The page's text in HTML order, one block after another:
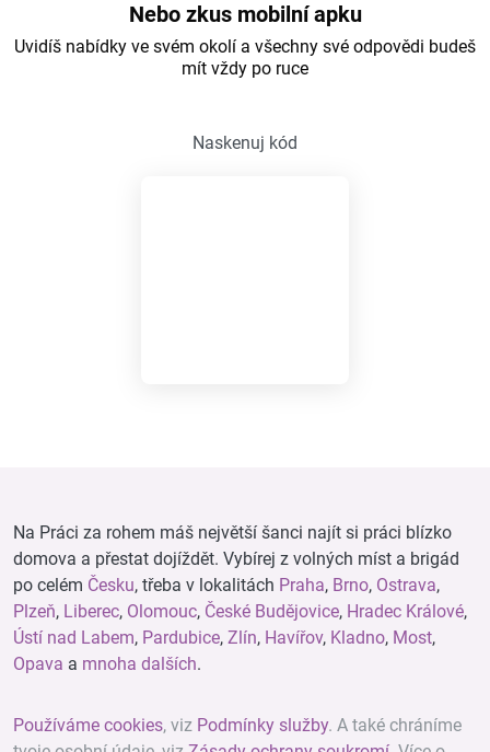
Nebo zkus mobilní apku
Uvidíš nabídky ve svém okolí a všechny své odpovědi budeš
mít vždy po ruce
Naskenuj kód
Na Práci za rohem máš největší šanci najít si práci blízko
domova a přestat dojíždět. Vybírej z volných míst a brigád
po celém Česku, třeba v lokalitách Praha, Brno, Ostrava,
Plzeň, Liberec, Olomouc, České Budějovice, Hradec Králové,
Ústí nad Labem, Pardubice, Zlín, Havířov, Kladno, Most,
Opava a mnoha dalších.
Používáme cookies, viz Podmínky služby. A také chráníme